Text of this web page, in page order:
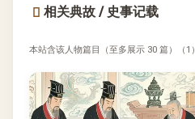
相关典故 / 史事记载
本站含该人物篇目（至多展示 30 篇）（1）